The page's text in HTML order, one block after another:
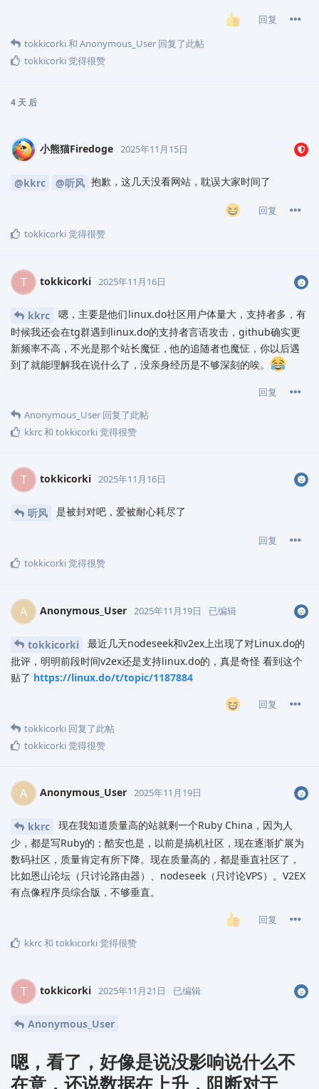
回复
tokkicorki和 Anonymous_User 回复了此帖
tokkicorki觉得很赞
4 天 后
小熊猫Firedoge 2025年11月15日
@kkrc @听风 抱歉，这几天没看网站，耽误大家时间了
回复
tokkicorki觉得很赞
T tokkicorki 2025年11月16日
kkrc
嗯，主要是他们linux.do社区用户体量大，支持者多，有
时候我还会在tg群遇到linux.do的支持者言语攻击，github确实更
新频率不高，不光是那个站长魔怔，他的追随者也魔怔，你以后遇
到了就能理解我在说什么了，没亲身经历是不够深刻的唉。
回复
Anonymous_User 回复了此帖
kkrc和 tokkicorki觉得很赞
T tokkicorki 2025年11月16日
听风 是被封对吧，爱被耐心耗尽了
回复
tokkicorki觉得很赞
A Anonymous_User 2025年11月19日 已编辑
tokkicorki
最近几天nodeseek和v2ex上出现了对Linux.do的
批评，明明前段时间v2ex还是支持linux.do的，真是奇怪 看到这个
贴了 https://linux.do/t/topic/1187884
回复
tokkicorki 回复了此帖
tokkicorki觉得很赞
A Anonymous_User 2025年11月19日
kkrc
现在我知道质量高的站就剩一个Ruby China，因为人
少，都是写Ruby的；酷安也是，以前是搞机社区，现在逐渐扩展为
数码社区，质量肯定有所下降。现在质量高的，都是垂直社区了，
比如恩山论坛（只讨论路由器）、nodeseek（只讨论VPS）。V2EX
有点像程序员综合版，不够垂直。
回复
kkrc和 tokkicorki觉得很赞
T tokkicorki 2025年11月21日 已编辑
Anonymous_User
嗯，看了，好像是说没影响说什么不
在意，还说数据在上升，阻断对于